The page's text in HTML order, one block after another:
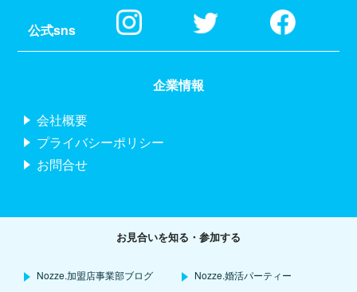
公式sns
企業情報
会社概要
プライバシーポリシー
お問合せ
お見合いを知る・参加する
Nozze.加盟店事業部ブログ Nozze.婚活パーティー